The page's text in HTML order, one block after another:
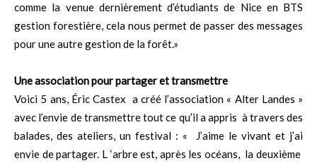
comme la venue dernièrement d’étudiants de Nice en BTS
gestion forestière, cela nous permet de passer des messages
pour une autre gestion de la forêt.»
Une association pour partager et transmettre
Voici 5 ans, Éric Castex a créé l’association « Alter Landes »
avec l’envie de transmettre tout ce qu’il a appris à travers des
balades, des ateliers, un festival : « J’aime le vivant et j’ai
envie de partager. L ‘arbre est, après les océans, la deuxième